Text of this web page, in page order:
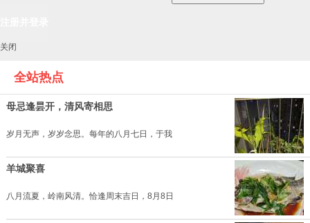
关闭
全站热点
母忌逢昙开，清风寄相思
岁月无声，岁岁念思。每年的八月七日，于我
羊城聚喜
八月流夏，岭南风清。恰逢周末吉日，8月8日